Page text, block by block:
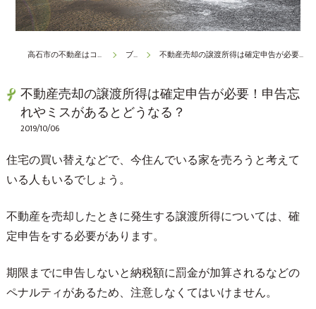
高石市の不動産はココロホーム株式会社 ブログ 不動産売却の譲渡所得は確定申告が必要！申告忘れやミスがあるとどうなる？
不動産売却の譲渡所得は確定申告が必要！申告忘
れやミスがあるとどうなる？
2019/10/06
住宅の買い替えなどで、今住んでいる家を売ろうと考えて
いる人もいるでしょう。
不動産を売却したときに発生する譲渡所得については、確
定申告をする必要があります。
期限までに申告しないと納税額に罰金が加算されるなどの
ペナルティがあるため、注意しなくてはいけません。